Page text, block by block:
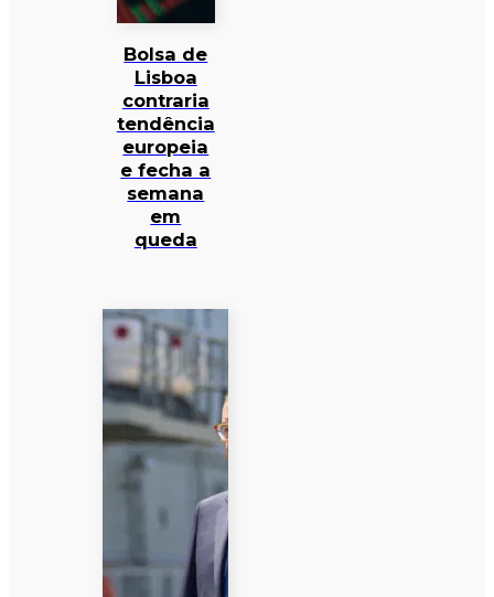
Bolsa de
Lisboa
contraria
tendência
europeia
e fecha a
semana
em
queda